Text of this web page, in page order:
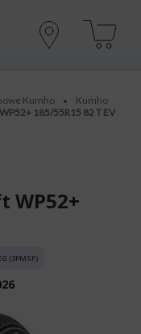
Kumho •
Kumho
185/55R15 82 T EV
WP52+
(3PMSF)